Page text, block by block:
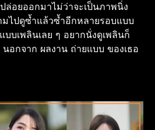
อยออกมาไม่ว่าจะเป็นภาพนิ่ง
ไปดูซ้ำแล้วซ้ำอีกหลายรอบแบบ
บบเพลินเลย ๆ อยากนั่งดูเพลินก็
อกจาก ผลงาน ถ่ายแบบ ของเธอ